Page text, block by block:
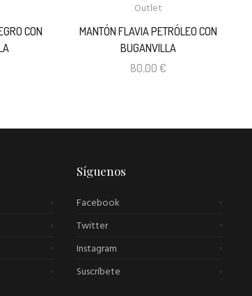
CON
Outlet
MANTÓN FLAVIA PETRÓLEO CON
BUGANVILLA
80,00 €
Síguenos
Facebook
Twitter
Instagram
Suscríbete